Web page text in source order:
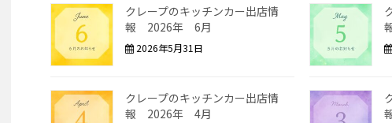
クレープのキッチンカー出店情
報 2026年 6月
2026年5月31日
クレープのキッチンカー出店情
報 2026年 4月